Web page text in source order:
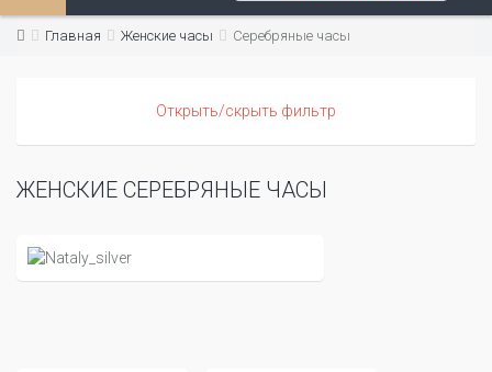
Главная Женские часы Серебряные часы
Открыть/скрыть фильтр
ЖЕНСКИЕ СЕРЕБРЯНЫЕ ЧАСЫ